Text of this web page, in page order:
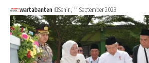
wartabanten Senin, 11 September 2023